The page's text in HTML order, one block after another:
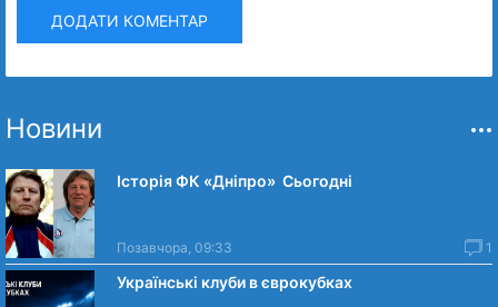
ДОДАТИ КОМЕНТАР
Новини
Історія ФК «Дніпро» Сьогодні
Позавчора, 09:33 1
Українські клуби в єврокубках